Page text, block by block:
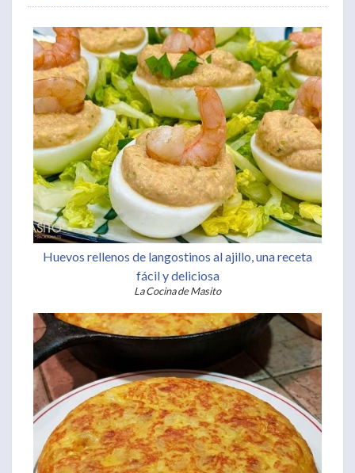
Huevos rellenos de langostinos al ajillo, una receta
fácil y deliciosa
La Cocina de Masito